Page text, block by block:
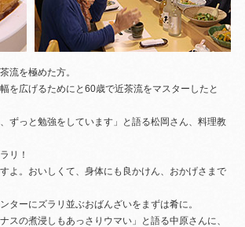
流を極めた方。
を広げるためにと60歳で近茶流をマスターしたと
ずっと勉強をしています」と語る松岡さん、料理教
リ！
よ。おいしくて、身体にも良かけん、おかげさまで
ターにズラリ並ぶおばんざいをまずは肴に。
スの煮浸しもあっさりウマい」と語る中原さんに、